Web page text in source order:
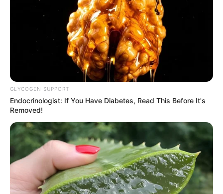
Tampil Lebih Modern, 7 Potret
Hasil Renovasi Rumah Berusia
90 Tahun
GLYCOGEN SUPPORT
Endocrinologist: If You Have Diabetes, Read This Before It's
Removed!